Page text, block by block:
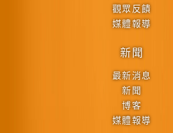
觀眾反饋
媒體報導
新聞
最新消息
新聞
博客
媒體報導